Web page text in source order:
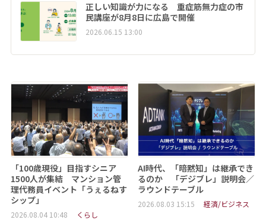
正しい知識が力になる 重症筋無力症の市
民講座が8月8日に広島で開催
2026.06.15 13:00
「100歳現役」目指すシニア
1500人が集結 マンション管
理代務員イベント「うぇるねす
シップ」
2026.08.04 10:48 くらし
AI時代、「暗黙知」は継承でき
るのか 「デジブレ」説明会／
ラウンドテーブル
2026.08.03 15:15 経済/ビジネス